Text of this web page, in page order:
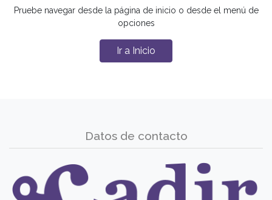
Pruebe navegar desde la página de inicio o desde el menú de
opciones
Ir a Inicio
Datos de contacto